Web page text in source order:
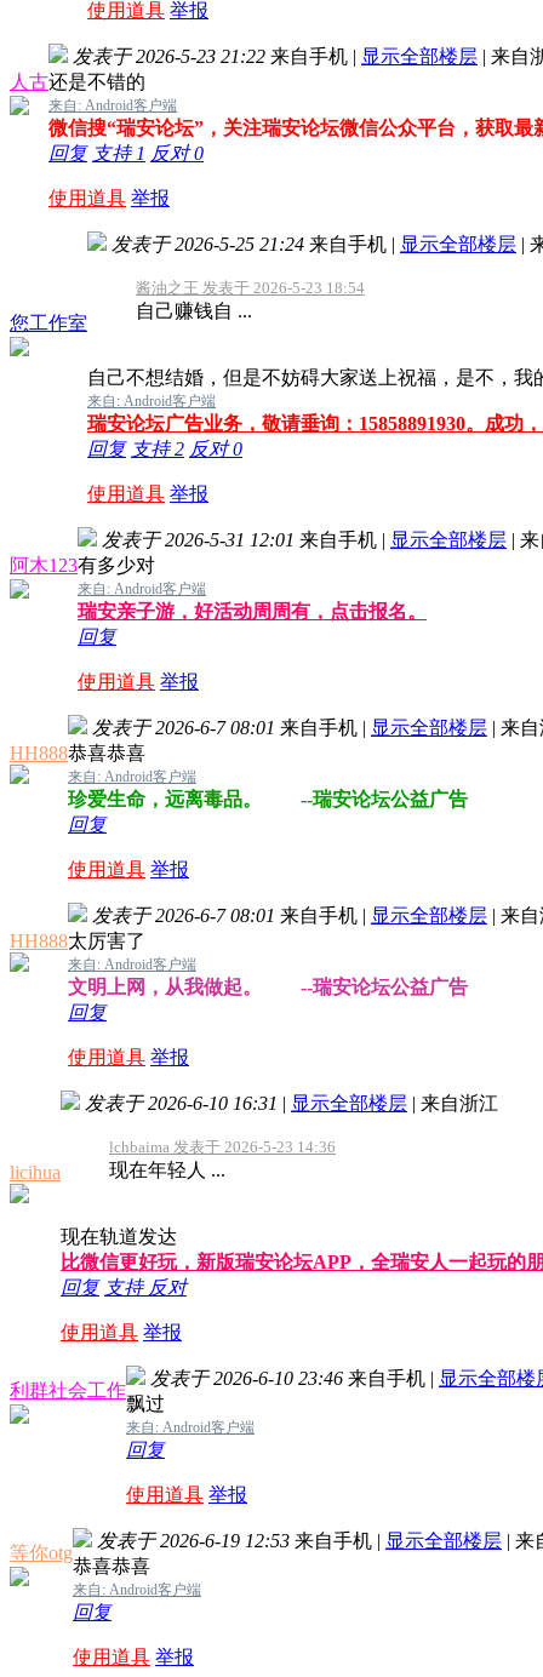
使用道具 举报
人古
发表于 2026-5-23 21:22 来自手机 | 显示全部楼层 | 来自
还是不错的
来自: Android客户端
微信搜“瑞安论坛”，关注瑞安论坛微信公众平台，获取最
回复 支持 1 反对0
使用道具 举报
您工作室
发表于 2026-5-25 21:24 来自手机 | 显示全部楼层 |
酱油之王 发表于 2026-5-23 18:54
自己赚钱自 ...
自己不想结婚，但是不妨碍大家送上祝福，是不，我
来自: Android客户端
瑞安论坛广告业务，敬请垂询：15858891930。成功
回复 支持2 反对0
使用道具 举报
阿木123
发表于 2026-5-31 12:01 来自手机 | 显示全部楼层 | 来
有多少对
来自: Android客户端
瑞安亲子游，好活动周周有，点击报名。
回复
使用道具 举报
HH888
发表于 2026-6-7 08:01 来自手机 | 显示全部楼层 | 来
恭喜恭喜
来自: Android客户端
珍爱生命，远离毒品。 --瑞安论坛公益广告
回复
使用道具 举报
HH888
发表于 2026-6-7 08:01 来自手机 | 显示全部楼层 | 来
太厉害了
来自: Android客户端
文明上网，从我做起。 --瑞安论坛公益广告
回复
使用道具 举报
licihua
发表于 2026-6-10 16:31 | 显示全部楼层 | 来自浙江
lchbaima 发表于 2026-5-23 14:36
现在年轻人 ...
现在轨道发达
比微信更好玩，新版瑞安论坛APP，全瑞安人一起玩的
回复 支持 反对
使用道具 举报
利群社会工作
发表于 2026-6-10 23:46 来自手机 | 显示全部楼
飘过
来自: Android客户端
回复
使用道具 举报
等你otg
发表于 2026-6-19 12:53 来自手机 | 显示全部楼层 | 来
恭喜恭喜
来自: Android客户端
回复
使用道具 举报